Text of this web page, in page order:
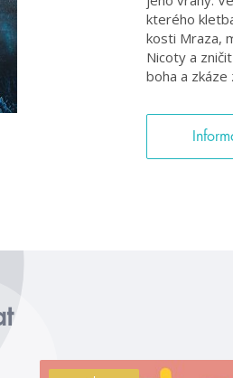
kterého
kosti Mraza,
Nicoty a
boha a zkáze